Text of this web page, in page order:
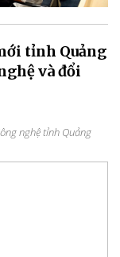
tỉnh Quảng
và đổi